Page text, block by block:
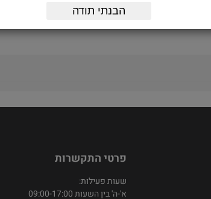
פרטי התקשרות
שעות פעילות:
א'-ה' בין השעות 09:00-17:00
הבנתי תודה